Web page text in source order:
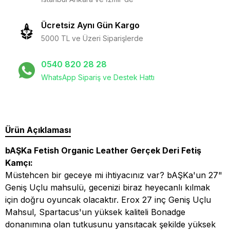
Ücretsiz Aynı Gün Kargo
5000 TL ve Üzeri Siparişlerde
0540 820 28 28
WhatsApp Sipariş ve Destek Hattı
Ürün Açıklaması
bAŞKa Fetish Organic Leather Gerçek Deri Fetiş
Kamçı:
Müstehcen bir geceye mi ihtiyacınız var? bAŞKa'un 27"
Geniş Uçlu mahsulü, gecenizi biraz heyecanlı kılmak
için doğru oyuncak olacaktır. Erox 27 inç Geniş Uçlu
Mahsul, Spartacus'un yüksek kaliteli Bonadge
donanımına olan tutkusunu yansıtacak şekilde yüksek